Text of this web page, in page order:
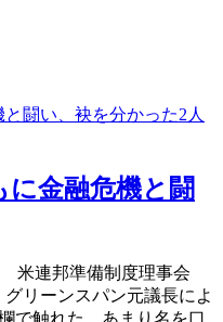
闘い、袂を分かった2人
金融危機と闘
連邦準備制度理事会
グリーンスパン元議長によ
で触れた。あまり名を口